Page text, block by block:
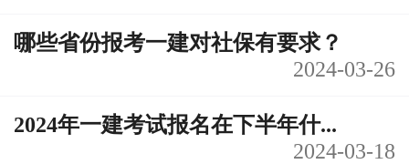
哪些省份报考一建对社保有要求？
2024-03-26
2024年一建考试报名在下半年什...
2024-03-18